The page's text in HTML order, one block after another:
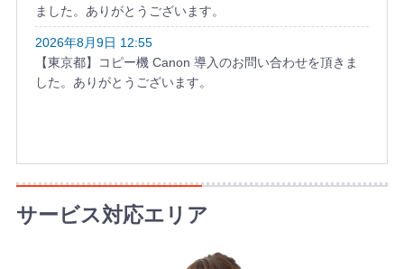
ました。ありがとうございます。
2026年8月9日 12:55
【東京都】コピー機 Canon 導入のお問い合わせを頂きま
した。ありがとうございます。
サービス対応エリア